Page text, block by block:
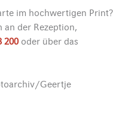
im hochwertigen Print?
der Rezeption,
200oder über das
Geertje